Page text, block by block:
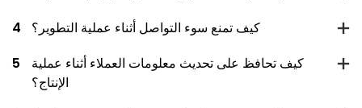
4
كيف تمنع سوء التواصل أثناء عملية التطوير؟
5
كيف تحافظ على تحديث معلومات العملاء أثناء عملية
الإنتاج؟